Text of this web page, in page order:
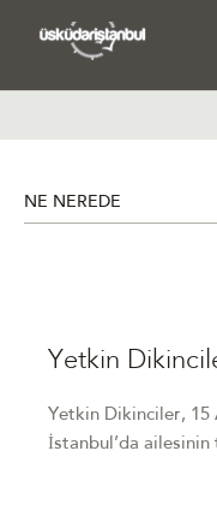
NE NEREDE
Yetkin
Yetkin Dikinciler, 15
İstanbul’da